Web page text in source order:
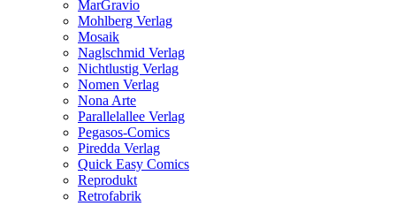
MarGravio
Mohlberg Verlag
Mosaik
Naglschmid Verlag
Nichtlustig Verlag
Nomen Verlag
Nona Arte
Parallelallee Verlag
Pegasos-Comics
Piredda Verlag
Quick Easy Comics
Reprodukt
Retrofabrik